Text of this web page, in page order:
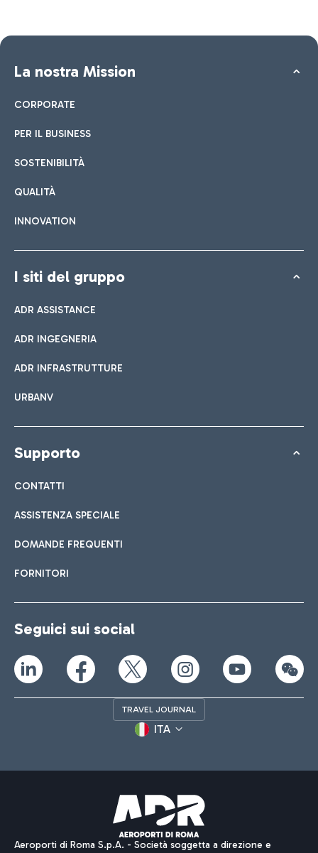
La nostra Mission
CORPORATE
PER IL BUSINESS
SOSTENIBILITÀ
QUALITÀ
INNOVATION
I siti del gruppo
ADR ASSISTANCE
ADR INGEGNERIA
ADR INFRASTRUTTURE
URBANV
Supporto
CONTATTI
ASSISTENZA SPECIALE
DOMANDE FREQUENTI
FORNITORI
Seguici sui social
TRAVEL JOURNAL
ITA
Aeroporti di Roma S.p.A. - Società soggetta a direzione e